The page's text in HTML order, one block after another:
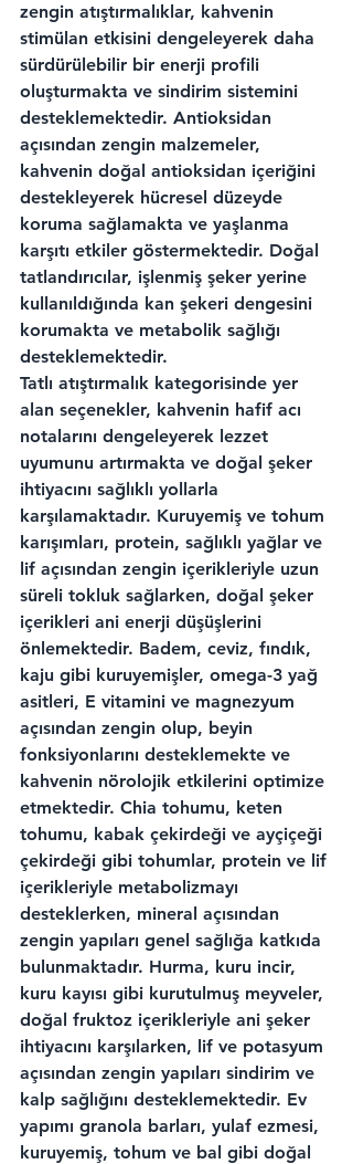
zengin atıştırmalıklar, kahvenin
stimülan etkisini dengeleyerek daha
sürdürülebilir bir enerji profili
oluşturmakta ve sindirim sistemini
desteklemektedir. Antioksidan
açısından zengin malzemeler,
kahvenin doğal antioksidan içeriğini
destekleyerek hücresel düzeyde
koruma sağlamakta ve yaşlanma
karşıtı etkiler göstermektedir. Doğal
tatlandırıcılar, işlenmiş şeker yerine
kullanıldığında kan şekeri dengesini
korumakta ve metabolik sağlığı
desteklemektedir.
Tatlı atıştırmalık kategorisinde yer
alan seçenekler, kahvenin hafif acı
notalarını dengeleyerek lezzet
uyumunu artırmakta ve doğal şeker
ihtiyacını sağlıklı yollarla
karşılamaktadır. Kuruyemiş ve tohum
karışımları, protein, sağlıklı yağlar ve
lif açısından zengin içerikleriyle uzun
süreli tokluk sağlarken, doğal şeker
içerikleri ani enerji düşüşlerini
önlemektedir. Badem, ceviz, fındık,
kaju gibi kuruyemişler, omega-3 yağ
asitleri, E vitamini ve magnezyum
açısından zengin olup, beyin
fonksiyonlarını desteklemekte ve
kahvenin nörolojik etkilerini optimize
etmektedir. Chia tohumu, keten
tohumu, kabak çekirdeği ve ayçiçeği
çekirdeği gibi tohumlar, protein ve lif
içerikleriyle metabolizmayı
desteklerken, mineral açısından
zengin yapıları genel sağlığa katkıda
bulunmaktadır. Hurma, kuru incir,
kuru kayısı gibi kurutulmuş meyveler,
doğal fruktoz içerikleriyle ani şeker
ihtiyacını karşılarken, lif ve potasyum
açısından zengin yapıları sindirim ve
kalp sağlığını desteklemektedir. Ev
yapımı granola barları, yulaf ezmesi,
kuruyemiş, tohum ve bal gibi doğal